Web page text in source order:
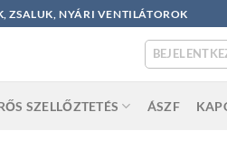
ZSALUK, NYÁRI VENTILÁTOROK
SZELLŐZTETÉS ÁSZF